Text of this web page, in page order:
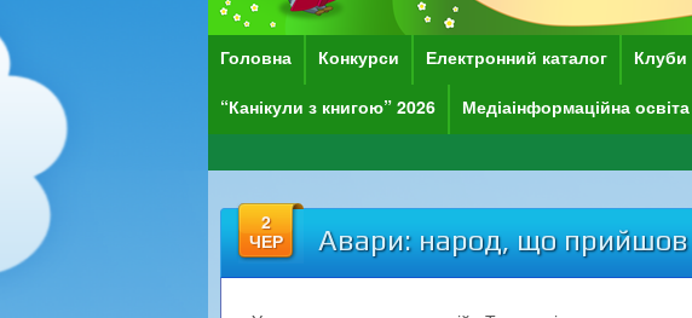
Головна Конкурси Електронний каталог Клуби
“Канікули з книгою” 2026 Медіаінформаційна освіта
2
ЧЕР
Авари: народ, що прийшов